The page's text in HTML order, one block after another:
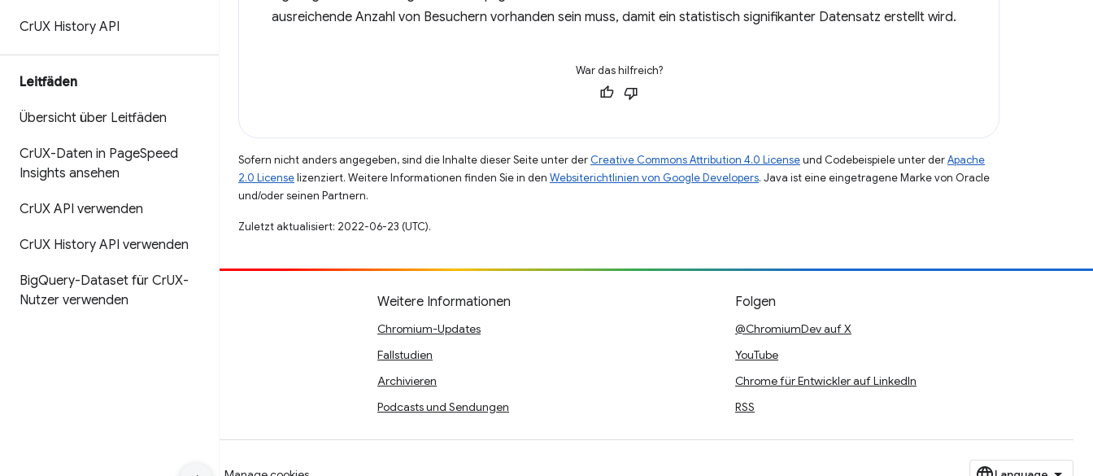
CrUX History API
Leitfäden
Übersicht über Leitfäden
CrUX-Daten in PageSpeed
Insights ansehen
CrUX API verwenden
CrUX History API verwenden
BigQuery-Dataset für CrUX-
Nutzer verwenden
ausreichende Anzahl von Besuchern vorhanden sein muss, damit ein statistisch signifikanter Datensatz erstellt wird.
War das hilfreich?
Sofern nicht anders angegeben, sind die Inhalte dieser Seite unter der Creative Commons Attribution 4.0 Licenseund Codebeispiele unter derApache
2.0 Licenselizenziert. Weitere Informationen finden Sie in den Websiterichtlinien von Google Developers. Java ist eine eingetragene Marke von Oracle
und/oder seinen Partnern.
Zuletzt aktualisiert: 2022-06-23 (UTC).
Beitragen Weitere Informationen
Chromium-Updates
Fallstudien
Archivieren
Podcasts und Sendungen
Folgen
@ChromiumDev auf X
YouTube
Chrome für Entwickler auf LinkedIn
RSS